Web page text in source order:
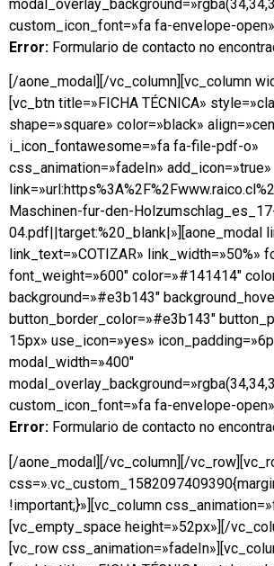
custom_icon_font=»fa fa-envelope-
Error: Formulario de contacto no
[/aone_modal][/vc_column][vc_column
[vc_btn title=»FICHA TÉCNICA»
shape=»square» color=»black»
i_icon_fontawesome=»fa fa-file-pdf-o»
css_animation=»fadeIn» add_icon=»true»
Maschinen-fur-den-
04.pdf||target:%20_blank|»][aone_modal
link_text=»COTIZAR» link_width=»50%»
font_weight=»600″ color=»#141414″
background=»#e3b143″
button_border_color=»#e3b143″
15px» use_icon=»yes»
modal_width=»400″
custom_icon_font=»fa fa-envelope-open»]
Error: Formulario de contacto no
[/aone_modal][/vc_column][/
!important;}»][vc_column
[vc_empty_space height=»52px»][/
[vc_row